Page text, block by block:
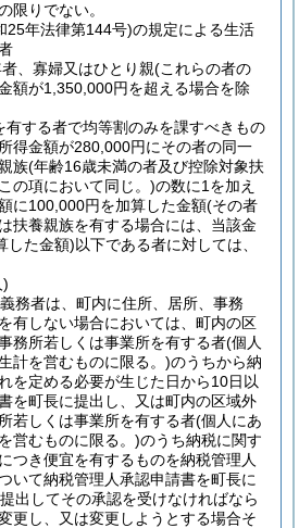
限りでない。
25年法律第144号)の規定による生活
、寡婦又はひとり親(これらの者の
額が1,350,000円を超える場合を除
有する者で均等割のみを課すべきもの
得金額が280,000円にその者の同一
族(年齢16歳未満の者及び控除対象扶
の項において同じ。)の数に1を加え
に100,000円を加算した金額(その者
扶養親族を有する場合には、当該金
した金額)以下である者に対しては、
)
務者は、町内に住所、居所、事務
有しない場合においては、町内の区
務所若しくは事業所を有する者(個人
計を営むものに限る。)のうちから納
を定める必要が生じた日から10日以
を町長に提出し、又は町内の区域外
若しくは事業所を有する者(個人にあ
営むものに限る。)のうち納税に関す
つき便宜を有するものを納税管理人
いて納税管理人承認申請書を町長に
出してその承認を受けなければなら
更し、又は変更しようとする場合そ